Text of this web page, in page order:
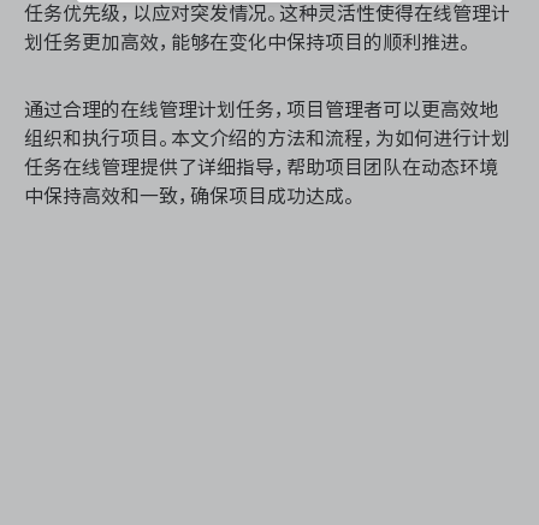
任务优先级，以应对突发情况。这种灵活性使得在线管理计
划任务更加高效，能够在变化中保持项目的顺利推进。
通过合理的在线管理计划任务，项目管理者可以更高效地
组织和执行项目。本文介绍的方法和流程，为如何进行计划
任务在线管理提供了详细指导，帮助项目团队在动态环境
中保持高效和一致，确保项目成功达成。